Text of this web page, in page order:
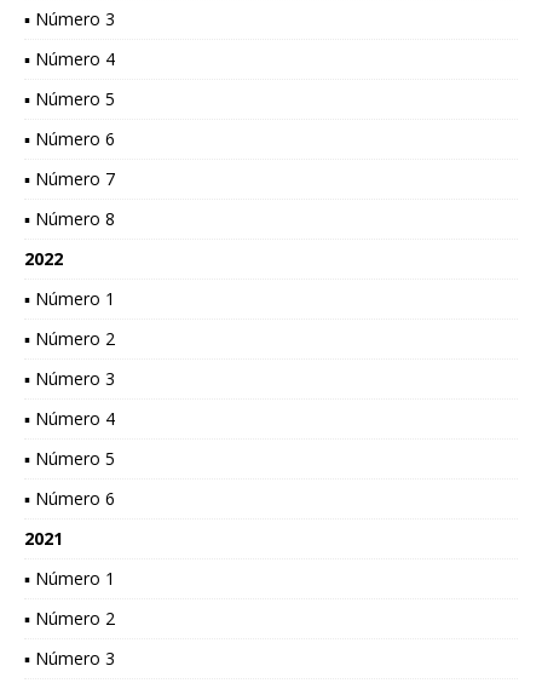
▪ Número 3
▪ Número 4
▪ Número 5
▪ Número 6
▪ Número 7
▪ Número 8
2022
▪ Número 1
▪ Número 2
▪ Número 3
▪ Número 4
▪ Número 5
▪ Número 6
2021
▪ Número 1
▪ Número 2
▪ Número 3